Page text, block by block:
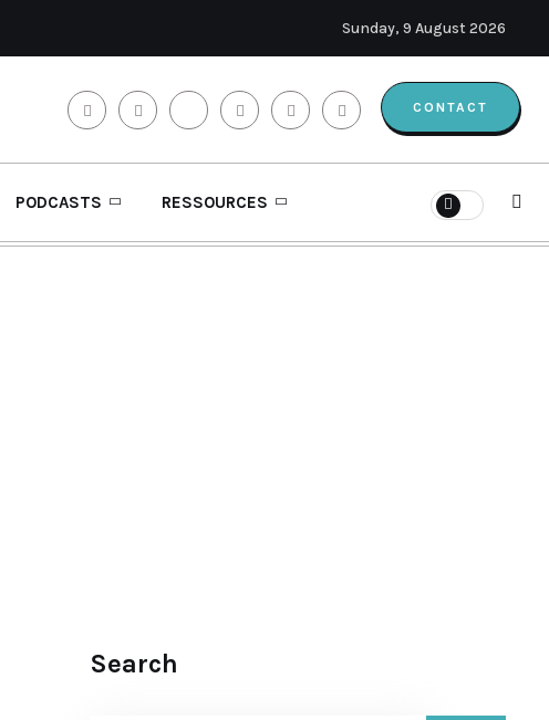
Sunday, 9 August 2026
CONTACT
PODCASTS RESSOURCES
Search